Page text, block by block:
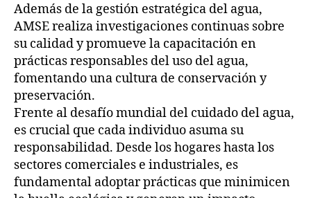
Además de la gestión estratégica del agua,
AMSE realiza investigaciones continuas sobre
su calidad y promueve la capacitación en
prácticas responsables del uso del agua,
fomentando una cultura de conservación y
preservación.
Frente al desafío mundial del cuidado del agua,
es crucial que cada individuo asuma su
responsabilidad. Desde los hogares hasta los
sectores comerciales e industriales, es
fundamental adoptar prácticas que minimicen